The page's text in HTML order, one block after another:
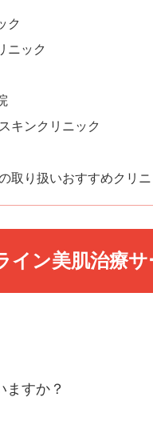
ク
ニック
キンクリニック
取り扱いおすすめクリ
イン美肌治療サ
ますか？